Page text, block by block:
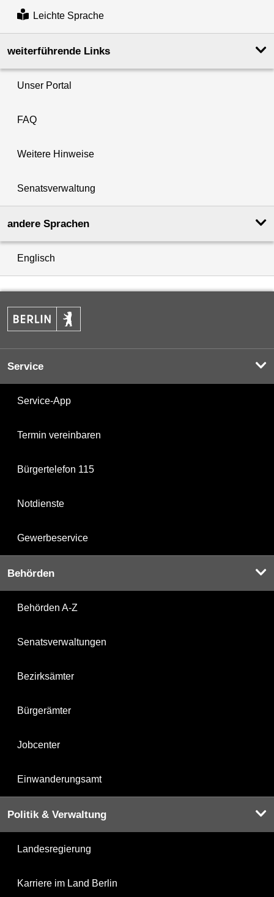
Leichte Sprache
weiterführende Links
Unser Portal
FAQ
Weitere Hinweise
Senatsverwaltung
andere Sprachen
Englisch
Service
Service-App
Termin vereinbaren
Bürgertelefon 115
Notdienste
Gewerbeservice
Behörden
Behörden A-Z
Senatsverwaltungen
Bezirksämter
Bürgerämter
Jobcenter
Einwanderungsamt
Politik & Verwaltung
Landesregierung
Karriere im Land Berlin